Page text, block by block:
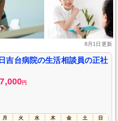
8月1日更新
吉台病院の生活相談員の正社
円
月 火 水 木 金 土 日